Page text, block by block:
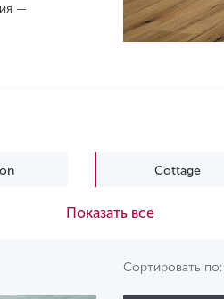
—
Cottage
Zoom 4v
Показать все
Сортировать по: